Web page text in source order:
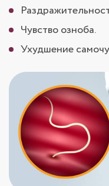
Чувство озноба.
Ухудшение